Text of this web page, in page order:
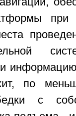
при
и
по
с